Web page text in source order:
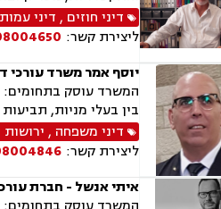
דיני חוזים , דיני
ליצירת קשר:
יוסף אמר משרד עורכי
המשרד עוסק בתחומים:
בין בעלי מניות,
דיני משפחה , ירושות
ליצירת קשר:
איתי אנשל - חברת